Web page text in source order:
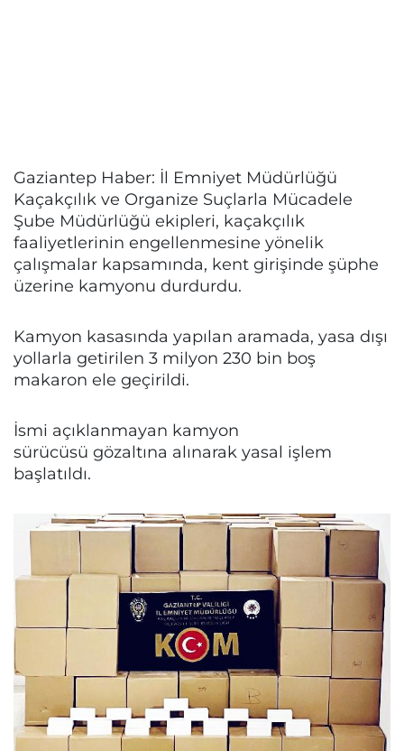
Gaziantep Haber: İl Emniyet Müdürlüğü
Kaçakçılık ve Organize Suçlarla Mücadele
Şube Müdürlüğü ekipleri, kaçakçılık
faaliyetlerinin engellenmesine yönelik
çalışmalar kapsamında, kent girişinde şüphe
üzerine kamyonu durdurdu.
Kamyon kasasında yapılan aramada, yasa dışı
yollarla getirilen 3 milyon 230 bin boş
makaron ele geçirildi.
İsmi açıklanmayan kamyon
sürücüsü gözaltına alınarak yasal işlem
başlatıldı.